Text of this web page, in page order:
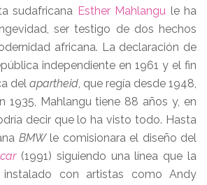
sudafricana Esther Mahlangu le ha
ser testigo de dos hechos
africana. La declaración de
independiente en 1961 y el fin
del apartheid, que regía desde 1948,
1935, Mahlangu tiene 88 años y, en
decir que lo ha visto todo. Hasta
BMWle comisionara el diseño del
(1991) siguiendo una línea que la
instalado con artistas como Andy